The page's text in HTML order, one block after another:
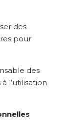
des
pour
des
l’utilisation